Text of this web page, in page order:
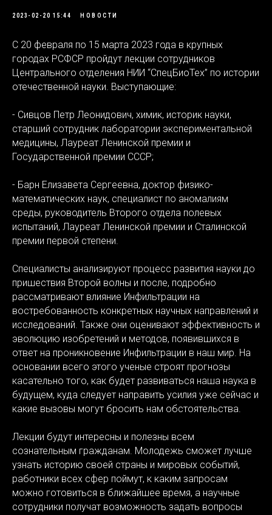
2023-02-20 15:44 НОВОСТИ
С 20 февраля по 15 марта 2023 года в крупных
городах РСФСР пройдут лекции сотрудников
Центрального отделения НИИ “СпецБиоТех” по истории
отечественной науки. Выступающие:
- Сивцов Петр Леонидович, химик, историк науки,
старший сотрудник лаборатории экспериментальной
медицины, Лауреат Ленинской премии и
Государственной премии СССР;
- Барн Елизавета Сергеевна, доктор физико-
математических наук, специалист по аномалиям
среды, руководитель Второго отдела полевых
испытаний, Лауреат Ленинской премии и Сталинской
премии первой степени.
Специалисты анализируют процесс развития науки до
пришествия Второй волны и после, подробно
рассматривают влияние Инфильтрации на
востребованность конкретных научных направлений и
исследований. Также они оценивают эффективность и
эволюцию изобретений и методов, появившихся в
ответ на проникновение Инфильтрации в наш мир. На
основании всего этого ученые строят прогнозы
касательно того, как будет развиваться наша наука в
будущем, куда следует направить усилия уже сейчас и
какие вызовы могут бросить нам обстоятельства.
Лекции будут интересны и полезны всем
сознательным гражданам. Молодежь сможет лучше
узнать историю своей страны и мировых событий,
работники всех сфер поймут, к каким запросам
можно готовиться в ближайшее время, а научные
сотрудники получат возможность задать вопросы